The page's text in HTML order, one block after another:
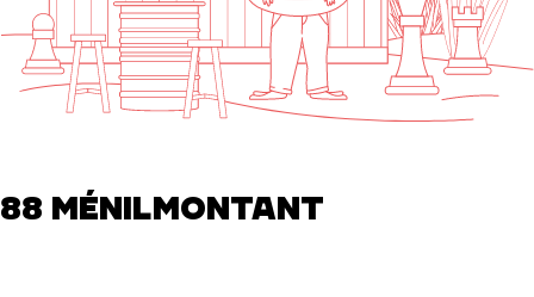
88 MÉNILMONTANT